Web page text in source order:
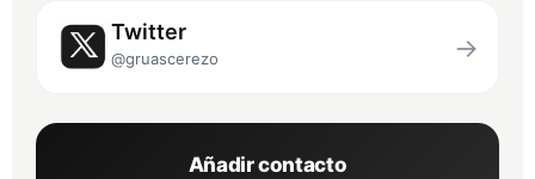
Twitter
@gruascerezo →
Añadir contacto